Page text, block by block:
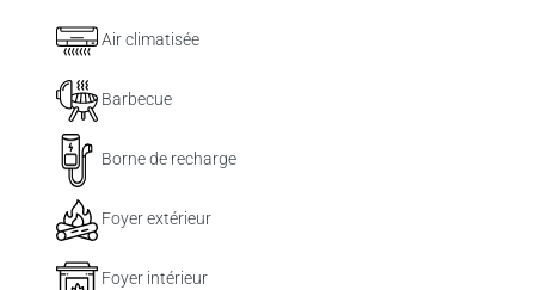
Air climatisée
Barbecue
Borne de recharge
Foyer extérieur
Foyer intérieur